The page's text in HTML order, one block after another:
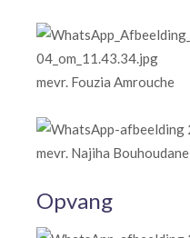
mevr. Fouzia Amrouche
mevr. Najiha Bouhoudane
Opvang